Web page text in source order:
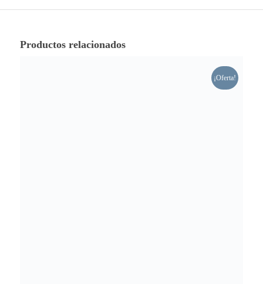
Productos relacionados
¡Oferta!